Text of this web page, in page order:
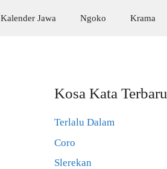
Kalender Jawa Ngoko Krama
Kosa Kata Terbaru
Terlalu Dalam
Coro
Slerekan